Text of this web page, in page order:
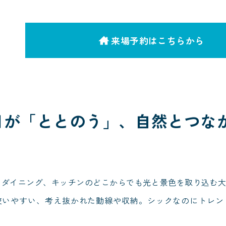
来場予約はこちらから
「ととのう」、自然とつな
ダイニング、キッチンのどこからでも光と景色を取り込む
やすい、考え抜かれた動線や収納。シックなのにトレ